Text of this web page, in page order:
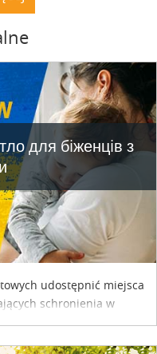
для бiженцiв з
udostępnić miejsca
schronienia w